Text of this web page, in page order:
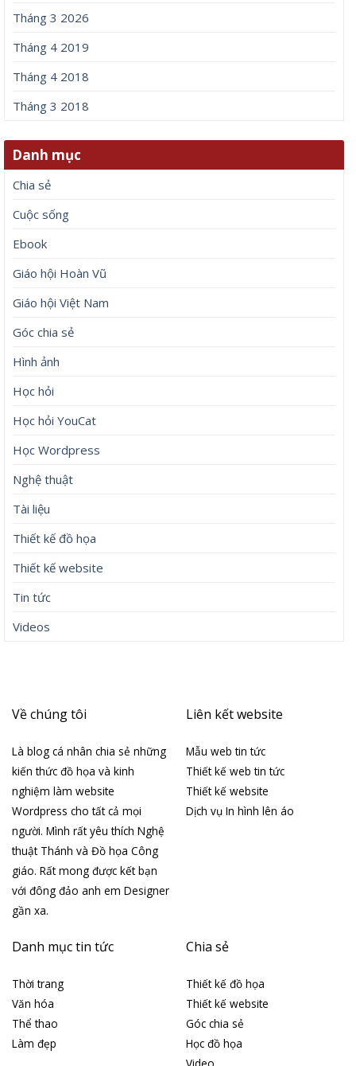
Tháng 3 2026
Tháng 4 2019
Tháng 4 2018
Tháng 3 2018
Danh mục
Chia sẻ
Cuộc sống
Ebook
Giáo hội Hoàn Vũ
Giáo hội Việt Nam
Góc chia sẻ
Hình ảnh
Học hỏi
Học hỏi YouCat
Học Wordpress
Nghệ thuật
Tài liệu
Thiết kế đồ họa
Thiết kế website
Tin tức
Videos
Về chúng tôi
Là blog cá nhân chia sẻ những
kiến thức đồ họa và kinh
nghiệm làm website
Wordpress cho tất cả mọi
người. Mình rất yêu thích Nghệ
thuật Thánh và Đồ họa Công
giáo. Rất mong được kết bạn
với đông đảo anh em Designer
gần xa.
Liên kết website
Mẫu web tin tức
Thiết kế web tin tức
Thiết kế website
Dịch vụ In hình lên áo
Danh mục tin tức
Thời trang
Văn hóa
Thể thao
Làm đẹp
Chia sẻ
Thiết kế đồ họa
Thiết kế website
Góc chia sẻ
Học đồ họa
Video